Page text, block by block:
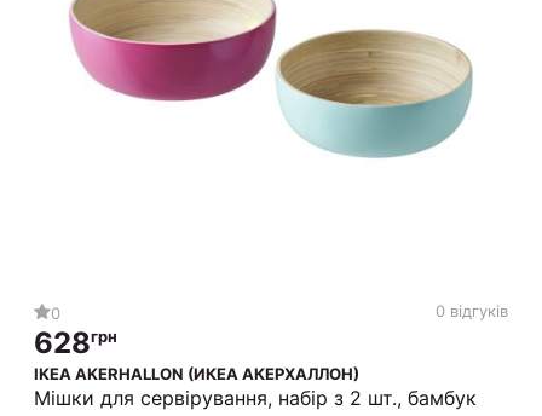
0 0 відгуків
628грн
IKEA AKERHALLON (ИКЕА АКЕРХАЛЛОН)
Мішки для сервірування, набір з 2 шт., бамбук